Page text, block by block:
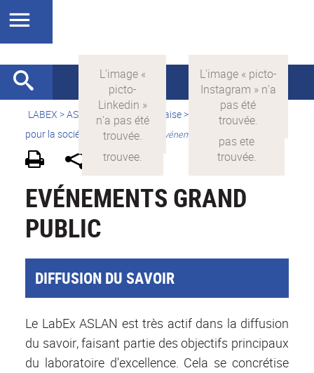
LABEX >ASLAN > Version française>
La science avec et
pour la société
Valorisation Evénements grand public
EVÉNEMENTS GRAND
PUBLIC
DIFFUSION DU SAVOIR
Le LabEx ASLAN est très actif dans la diffusion
du savoir, faisant partie des objectifs principaux
du laboratoire d'excellence. Cela se concrétise